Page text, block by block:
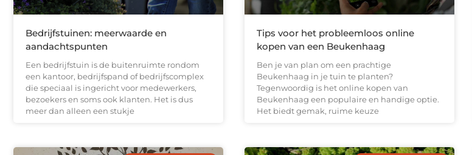
Bedrijfstuinen: meerwaarde en
aandachtspunten
Een bedrijfstuin is de buitenruimte rondom
een kantoor, bedrijfspand of bedrijfscomplex
die speciaal is ingericht voor medewerkers,
bezoekers en soms ook klanten. Het is dus
meer dan alleen een stukje
Tips voor het probleemloos online
kopen van een Beukenhaag
Ben je van plan om een prachtige
Beukenhaag in je tuin te planten?
Tegenwoordig is het online kopen van
Beukenhaag een populaire en handige optie.
Het biedt gemak, ruime keuze